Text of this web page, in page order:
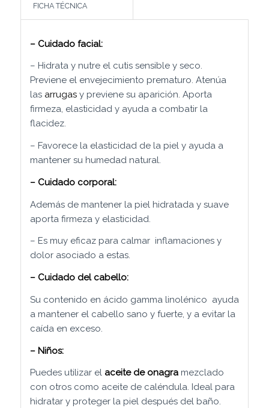
FICHA TÉCNICA
– Cuidado facial:
– Hidrata y nutre el cutis sensible y seco.
Previene el envejecimiento prematuro. Atenúa
las arrugasy previene su aparición. Aporta
firmeza, elasticidad y ayuda a combatir la
flacidez.
– Favorece la elasticidad de la piel y ayuda a
mantener su humedad natural.
– Cuidado corporal:
Además de mantener la piel hidratada y suave
aporta firmeza y elasticidad.
– Es muy eficaz para calmar inflamaciones y
dolor asociado a estas.
– Cuidado del cabello:
Su contenido en ácido gamma linolénico ayuda
a mantener el cabello sano y fuerte, y a evitar la
caída en exceso.
– Niños:
Puedes utilizar el aceite de onagramezclado
con otros como aceite de caléndula. Ideal para
hidratar y proteger la piel después del baño.